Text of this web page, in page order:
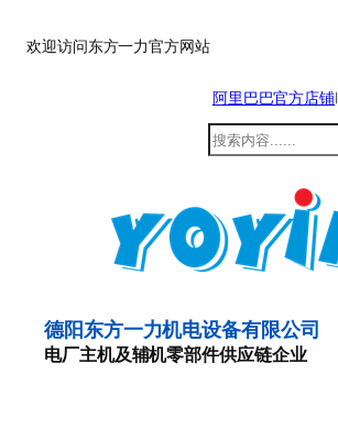
至欢迎访问东方一力官方网站
阿里巴巴官方店铺|
搜
索
德阳东方一力机电设备有限公司
电厂主机及辅机零部件供应链企业